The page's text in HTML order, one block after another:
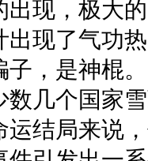
出现，极大
出现了气功
，是神棍。
几个国家
运结局来说